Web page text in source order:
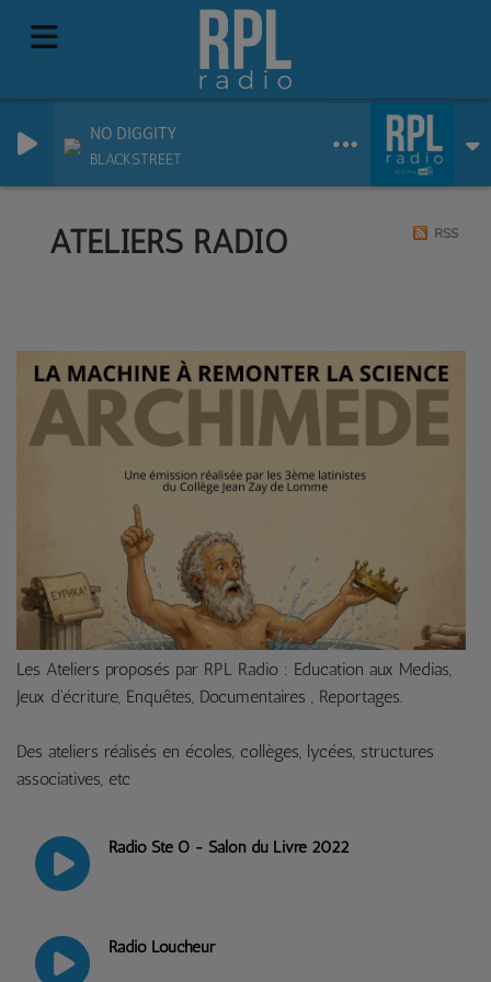
NO DIGGITY
BLACKSTREET
ATELIERS RADIO RSS
Les Ateliers proposés par RPL Radio : Education aux Medias,
Jeux d'écriture, Enquêtes, Documentaires , Reportages.
Des ateliers réalisés en écoles, collèges, lycées, structures
associatives, etc
Radio Ste O - Salon du Livre 2022
Radio Loucheur